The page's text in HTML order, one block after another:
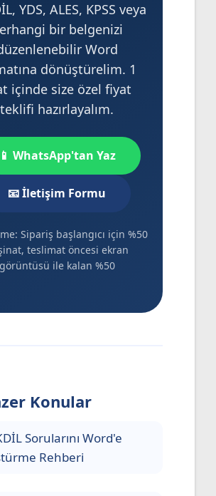
YDS, ALES, KPSS veya
bir belgenizi
Word
dönüştürelim. 1
içinde size özel fiyat
teklifi hazırlayalım.
📱 WhatsApp'tan Yaz
📧 İletişim Formu
Sipariş başlangıcı için %50
teslimat öncesi ekran
görüntüsü ile kalan %50
Konular
Sorularını Word'e
Rehberi